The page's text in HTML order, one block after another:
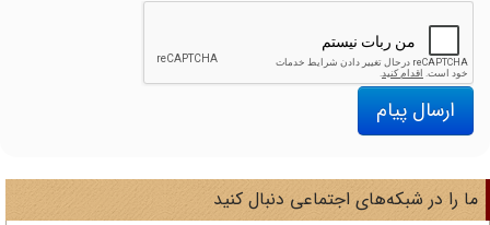
ارسال پیام
را در شبکه‌های اجتماعی دنبال کنید